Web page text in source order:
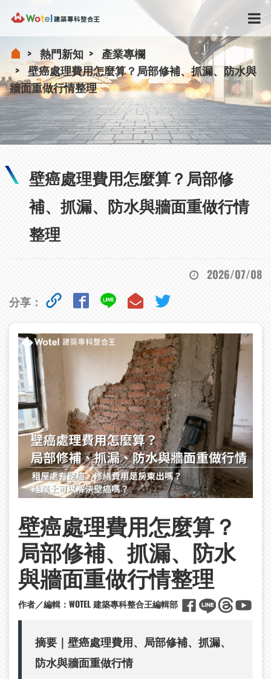
熱門新知
產業專欄
壁癌處理費用怎麼算？局部修補、抓漏、防水與
牆面重做行情整理
壁癌處理費用怎麼算？局部修
補、抓漏、防水與牆面重做行情
整理
分享：
2026/07/08
壁癌處理費用怎麼算？
局部修補、抓漏、防水
與牆面重做行情整理
作者／編輯： WOTEL建築專科整合王編輯部
摘要｜壁癌處理費用、局部修補、抓漏、
防水與牆面重做行情